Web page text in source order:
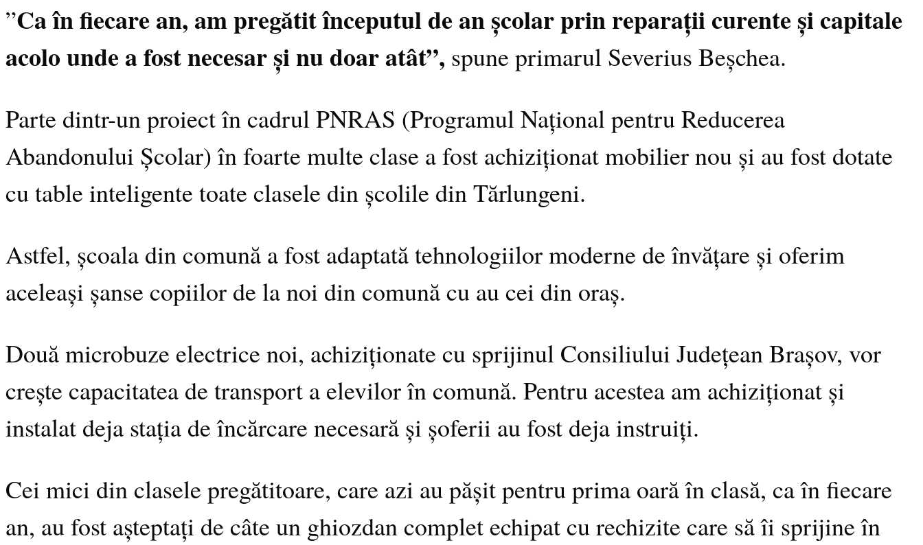
”Ca în fiecare an, am pregătit începutul de an școlar prin reparații curente și capitale
acolo unde a fost necesar și nu doar atât”, spune primarul Severius Beșchea.
Parte dintr-un proiect în cadrul PNRAS (Programul Național pentru Reducerea
Abandonului Școlar) în foarte multe clase a fost achiziționat mobilier nou și au fost dotate
cu table inteligente toate clasele din școlile din Tărlungeni.
Astfel, școala din comună a fost adaptată tehnologiilor moderne de învățare și oferim
aceleași șanse copiilor de la noi din comună cu au cei din oraș.
Două microbuze electrice noi, achiziționate cu sprijinul Consiliului Județean Brașov, vor
crește capacitatea de transport a elevilor în comună. Pentru acestea am achiziționat și
instalat deja stația de încărcare necesară și șoferii au fost deja instruiți.
Cei mici din clasele pregătitoare, care azi au pășit pentru prima oară în clasă, ca în fiecare
an, au fost așteptați de câte un ghiozdan complet echipat cu rechizite care să îi sprijine în